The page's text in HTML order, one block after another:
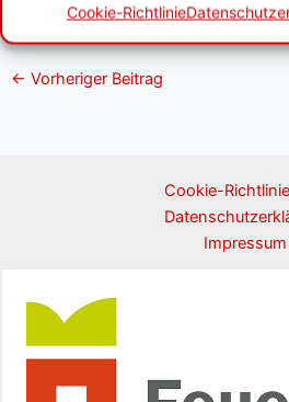
Cookie-Richtlinie
← Vorheriger Beitrag
Cookie-
Impressum